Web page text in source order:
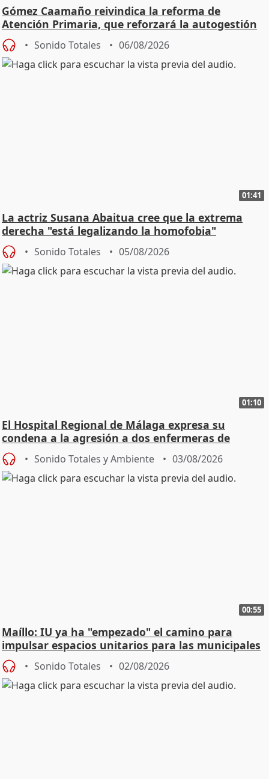
Gómez Caamaño reivindica la reforma de
Atención Primaria, que reforzará la autogestión
Sonido Totales 06/08/2026
01:41
La actriz Susana Abaitua cree que la extrema
derecha "está legalizando la homofobia"
Sonido Totales 05/08/2026
01:10
El Hospital Regional de Málaga expresa su
condena a la agresión a dos enfermeras de
Urgencias
Sonido Totales y Ambiente 03/08/2026
00:55
Maíllo: IU ya ha "empezado" el camino para
impulsar espacios unitarios para las municipales
Sonido Totales 02/08/2026